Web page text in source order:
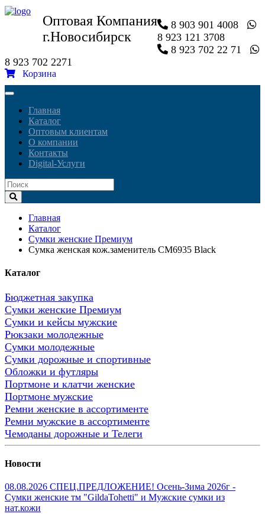
Оптовая Компания
г.Новосибирск
8 903 901 4008
8 923 121 3708
8 923 702 22 71
8 923 702 2271
Корзина
Toggle
navigationГлавная
Каталог
Оптовым клиентам
О компании
Контакты
Digital-Услуги
Главная
Каталог
Сумки женские Премиум
Сумка женская кож.заменитель CM6935 Black
Каталог
Бюджетная закупка
Сумки женские Премиум
Сумки и кейсы мужские
Рюкзаки молодежные
Сумки молодежные
Сумки дорожные и спортивные
Обложки и футляры
Портмоне и клатчи женские
Портмоне мужские
Ремни женские в ассортименте
Ремни мужские в ассортименте
Чемоданы дорожные и Телеги
Новости
08.08.2026 СПЕЦ.ПРЕДЛОЖЕНИЕ! Осень-Зима 2026г -
Сумки женские тм "GildaTohetti" и Мужские сумки из
нат.кожи